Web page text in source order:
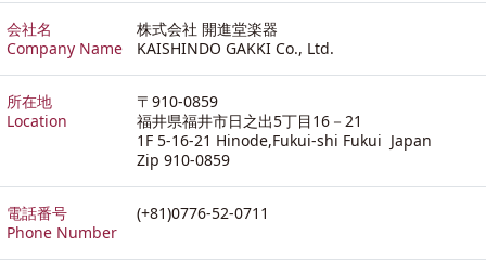
会社名
Company Name
株式会社 開進堂楽器
KAISHINDO GAKKI Co., Ltd.
所在地
Location
〒910-0859
福井県福井市日之出5丁目16－21
1F 5-16-21 Hinode,Fukui-shi Fukui Japan
Zip 910-0859
電話番号
Phone Number
(+81)0776-52-0711